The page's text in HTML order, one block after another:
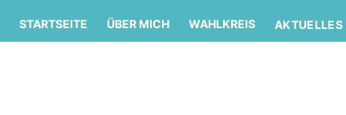
STARTSEITE ÜBER MICH WAHLKREIS AKTUELLES